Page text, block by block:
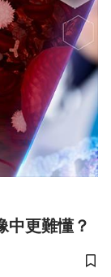
比想像中更難懂？
儲